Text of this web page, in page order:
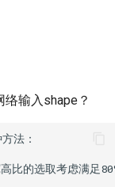
络输入shape？
法：
比的选取考虑满足